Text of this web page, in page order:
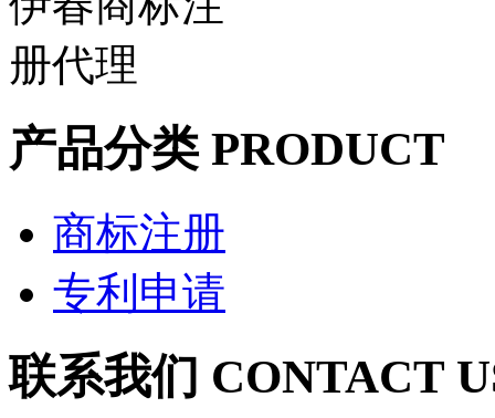
产品分类 PRODUCT
商标注册
专利申请
联系我们 CONTACT